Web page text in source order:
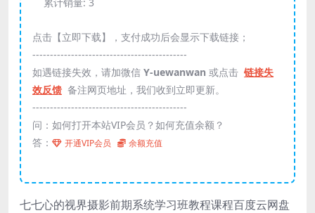
点击【立即下载】，支付成功后会显示下载链接；
--------------------------------------------
如遇链接失效，请加微信 Y-uewanwan 或点击 链接失
效反馈 备注网页地址，我们收到立即更新。
--------------------------------------------
问：如何打开本站VIP会员？如何充值余额？
答：
开通VIP会员 余额充值
七七心的视界摄影前期系统学习班教程课程百度云网盘